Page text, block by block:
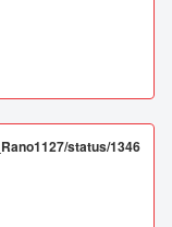
status/1346